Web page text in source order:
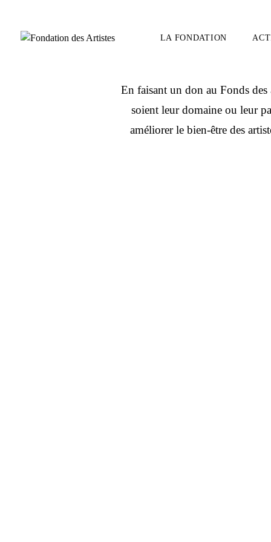
LA FONDATION
NOTRE MISSION NOTRE IMPACT
DÉFI
En faisant un don au Fonds
soient leur domaine ou leur
améliorer le bien-être des